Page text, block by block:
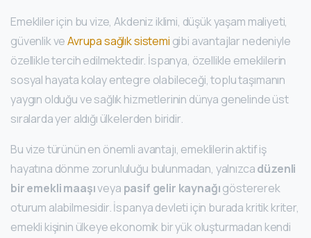
Emekliler için bu vize, Akdeniz iklimi, düşük yaşam maliyeti,
güvenlik veAvrupa sağlık sistemi gibi avantajlar nedeniyle
özellikle tercih edilmektedir. İspanya, özellikle emeklilerin
sosyal hayata kolay entegre olabileceği, toplu taşımanın
yaygın olduğu ve sağlık hizmetlerinin dünya genelinde üst
sıralarda yer aldığı ülkelerden biridir.
Bu vize türünün en önemli avantajı, emeklilerin aktif iş
hayatına dönme zorunluluğu bulunmadan, yalnızcadüzenli
bir emekli maaşıveya pasif gelir kaynağıgöstererek
oturum alabilmesidir. İspanya devleti için burada kritik kriter,
emekli kişinin ülkeye ekonomik bir yük oluşturmadan kendi